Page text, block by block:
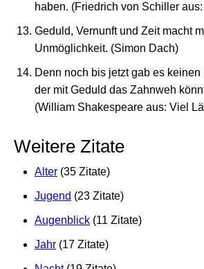
haben. (Friedrich von Schiller
Geduld, Vernunft und Zeit macht
Unmöglichkeit. (Simon Dach)
Denn noch bis jetzt gab es
der mit Geduld das Zahnweh
(William Shakespeare aus: Viel
Weitere Zitate
Alter (35 Zitate)
Jugend (23 Zitate)
Augenblick (11 Zitate)
Jahr (17 Zitate)